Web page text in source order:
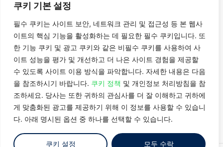
쿠키 기본 설정
필수 쿠키는 사이트 보안, 네트워크 관리 및 접근성 등 본 웹사
이트의 핵심 기능을 활성화하는 데 필요한 필수 쿠키입니다. 또
한 기능 쿠키 및 광고 쿠키와 같은 비필수 쿠키를 사용하여 사
이트 성능을 평가 및 개선하고 더 나은 사이트 경험을 제공할
수 있도록 사이트 이용 방식을 파악합니다. 자세한 내용은 다음
을 참조하시기 바랍니다. 쿠키 정책 및 개인정보 처리방침을 참
조하세요. 당사는 또한 귀하의 관심사를 더 잘 이해하고 귀하에
게 맞춤화된 광고를 제공하기 위해 이 정보를 사용할 수 있습니
다. 아래 명시된 옵션 중 하나를 선택할 수 있습니다.
쿠키 설정 모두 수락
문의하기
회사 소개
데이터 센터
솔루션뉴스
마켓 인사이
트
싱가포르
대한민국일본
대만태국
말레이시아